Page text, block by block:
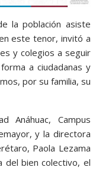
la población asiste
este tenor, invitó a
y colegios a seguir
a ciudadanas y
por su familia, su
Anáhuac, Campus
y la directora
Paola Lezama
del bien colectivo, el